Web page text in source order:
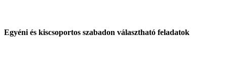
Egyéni és kiscsoportos szabadon választható feladatok